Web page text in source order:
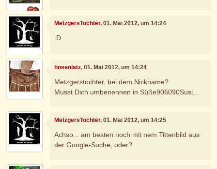
MetzgersTochter, 01. Mai 2012, um 14:24
:D
hosenlatz, 01. Mai 2012, um 14:24
Metzgerstochter, bei dem Nickname?
Musst Dich umbenennen in Süße906090Susi...
MetzgersTochter, 01. Mai 2012, um 14:25
Achso... am besten noch mit nem Tittenbild aus
der Google-Suche, oder?